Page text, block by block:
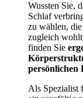
Wussten Sie,
Schlaf
zu wählen,
zugleich
finden Sie
persönlichen
Als Spezialist